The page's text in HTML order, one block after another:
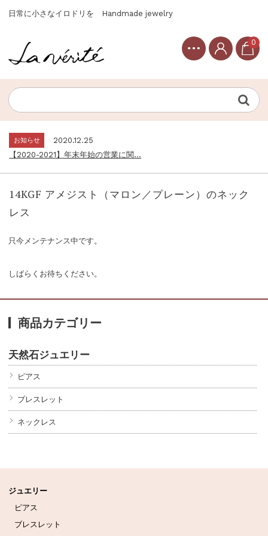
日常に小さなイロドリを Handmade jewelry
0
【2020-2021】年末年始の営業に関...
Topics
2020.12.30
お知らせ
2020.12.25
【2020-2021】年末年始の営業に関...
お知らせ
2020.12.25
【2020-2021】年末年始の営業に関...
14KGF アメジスト（マロン／プレーン）のネック
レス
只今メンテナンス中です。
しばらくお待ちください。
商品カテゴリー
天然石ジュエリー
ピアス
ブレスレット
ネックレス
ジュエリー
ピアス
ブレスレット